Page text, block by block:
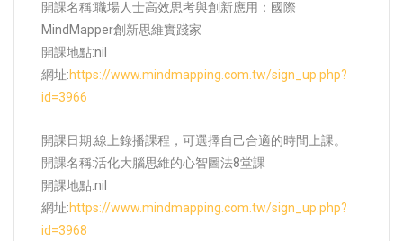
開課名稱:職場人士高效思考與創新應用：國際
MindMapper創新思維實踐家
開課地點:nil
網址:https://www.mindmapping.com.tw/sign_up.php?
id=3966
開課日期:線上錄播課程，可選擇自己合適的時間上課。
開課名稱:活化大腦思維的心智圖法8堂課
開課地點:nil
網址:https://www.mindmapping.com.tw/sign_up.php?
id=3968